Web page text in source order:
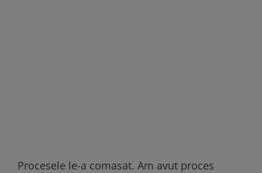
Procesele le-a comasat. Am avut proces